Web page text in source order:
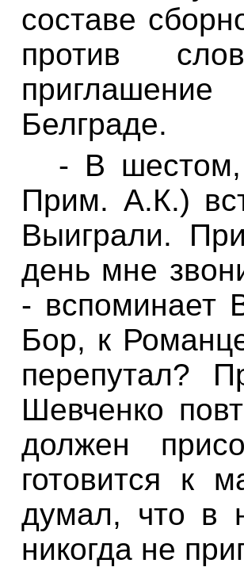
составе
против
Белграде.
- В шестом,
Прим. А.К.)
Выиграли.
день мне
- вспоминает
Бор, к
перепутал?
Шевченко
должен
готовится к
думал, что в
никогда не